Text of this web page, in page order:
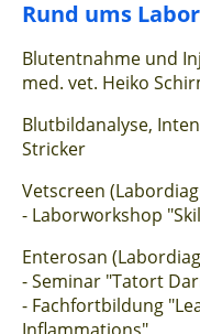
Rund ums Labor
Blutentnahme und
med. vet. Heiko
Blutbildanalyse,
Stricker
Vetscreen
- Laborworkshop
Enterosan
- Seminar "Tatort
- Fachfortbildung